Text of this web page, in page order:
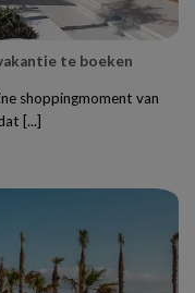
te boeken
shoppingmoment van
[...]